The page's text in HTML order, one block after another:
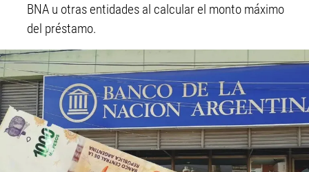
BNA u otras entidades al calcular el monto máximo
del préstamo.